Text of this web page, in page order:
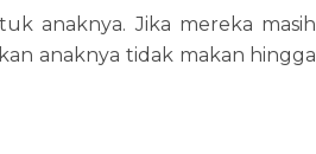
anaknya. Jika mereka masih
anaknya tidak makan hingga